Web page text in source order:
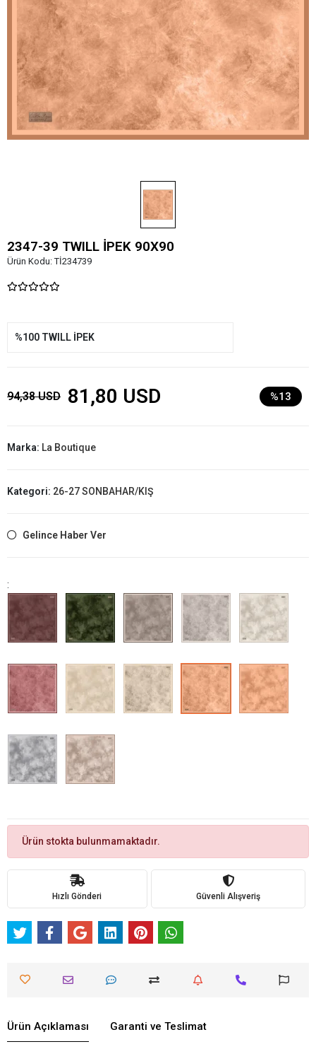
2347-39 TWILL İPEK 90X90
Ürün Kodu:Tİ234739
%100 TWILL İPEK
94,38 USD 81,80 USD %13
Marka: La Boutique
Kategori: 26-27 SONBAHAR/KIŞ
Gelince Haber Ver
:
Ürün stokta bulunmamaktadır.
Hızlı Gönderi Güvenli Alışveriş
Ürün Açıklaması Garanti ve Teslimat